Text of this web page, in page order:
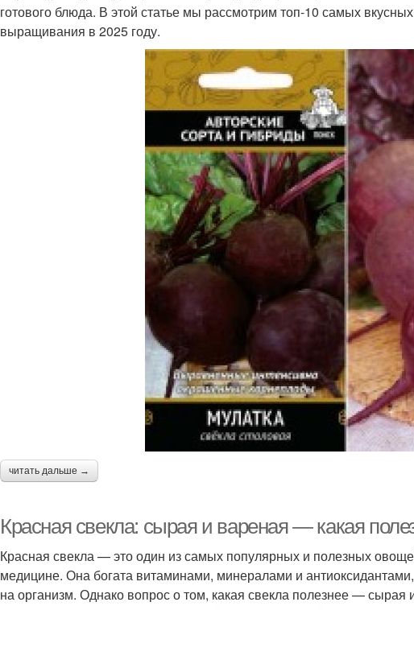
готового блюда. В этой статье мы рассмотрим топ-10 самых
выращивания в 2025 году.
читать дальше →
Красная свекла: сырая и вареная — какая
Красная свекла — это один из самых популярных и полезных
медицине. Она богата витаминами, минералами и
на организм. Однако вопрос о том, какая свекла полезнее —